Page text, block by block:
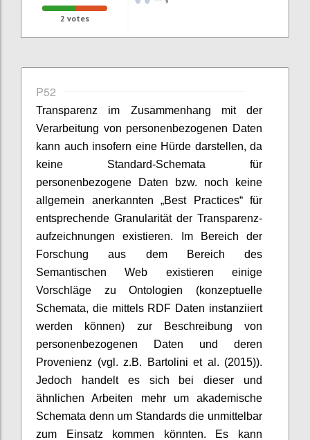
2 votes
P52
Transparenz im Zusammenhang mit der
Verarbeitung von personenbezogenen Daten
kann auch insofern eine Hürde darstellen, da
keine Standard-Schemata für
personenbezogene Daten bzw. noch keine
allgemein anerkannten „Best Practices“ für
entsprechende Granularität der Transparenz-
aufzeichnungen existieren. Im Bereich der
Forschung aus dem Bereich des
Semantischen Web existieren einige
Vorschläge zu Ontologien (konzeptuelle
Schemata, die mittels RDF Daten instanziiert
werden können) zur Beschreibung von
personenbezogenen Daten und deren
Provenienz (vgl. z.B. Bartolini et al. (2015)).
Jedoch handelt es sich bei dieser und
ähnlichen Arbeiten mehr um akademische
Schemata denn um Standards die unmittelbar
zum Einsatz kommen könnten. Es kann